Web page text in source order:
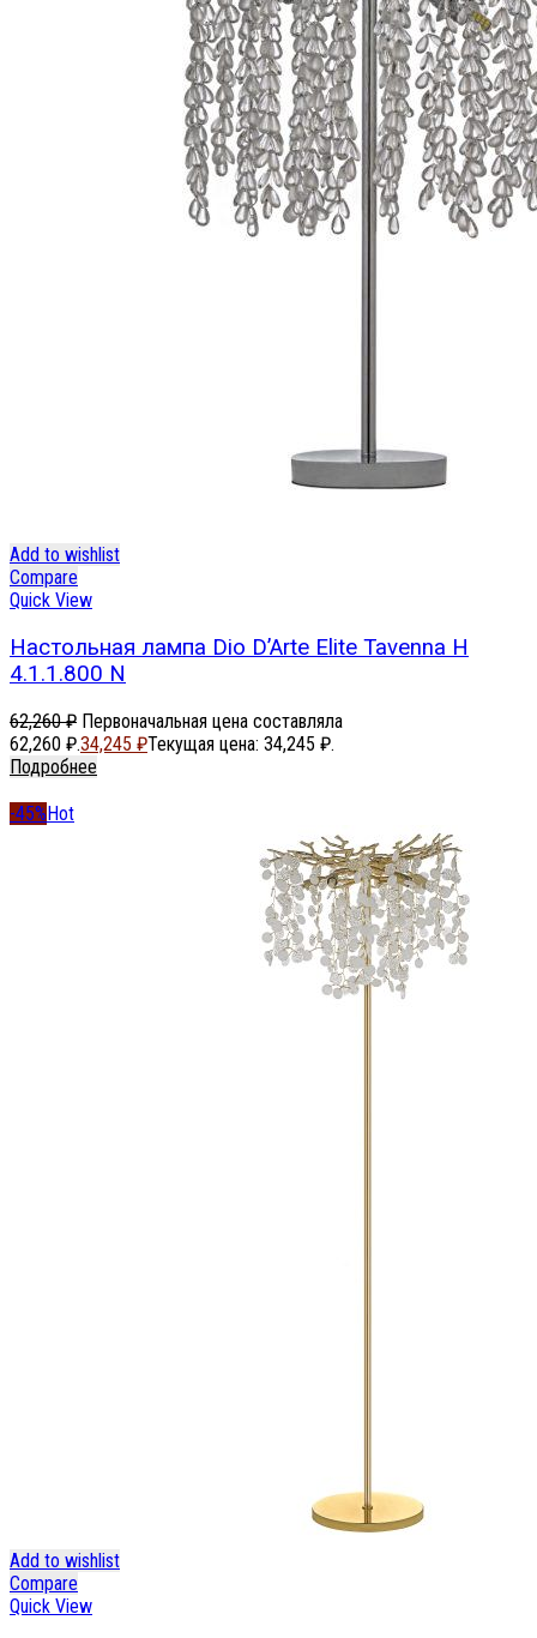
Add to wishlist
Compare
Quick View
Настольная лампа Dio D’Arte Elite Tavenna H
4.1.1.800 N
62,260₽ Первоначальная цена составляла
62,260 ₽.34,245 ₽Текущая цена: 34,245 ₽.
Подробнее
-45%Hot
Add to wishlist
Compare
Quick View